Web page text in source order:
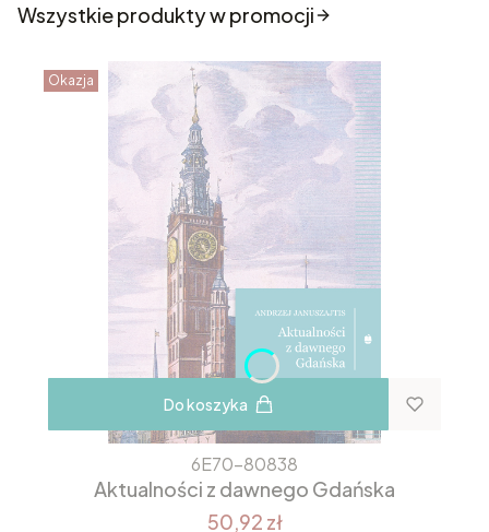
Wszystkie produkty w promocji
Okazja
Do koszyka
6E70-80838
Aktualności z dawnego Gdańska
50,92 zł